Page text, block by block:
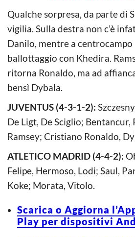
Qualche sorpresa, da parte di
vigilia. Sulla destra non c’è
Danilo, mentre a
ballottaggio con Khedira.
ritorna Ronaldo, ma ad
bensì Dybala.
JUVENTUS (4-3-1-2):
De Ligt, De Sciglio;
Ramsey; Cristiano Ronaldo,
ATLETICO MADRID (4-4-2):
Felipe, Hermoso, Lodi; Saul,
Koke; Morata, Vitolo.
Scarica o Aggiorna
Play per dispositivi